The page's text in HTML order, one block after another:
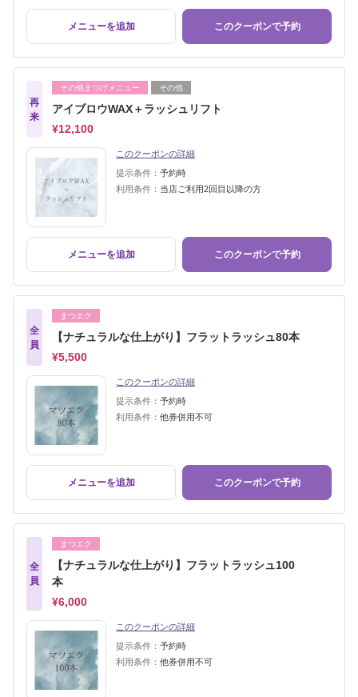
メニューを追加 このクーポンで予約
再
来
その他まつげメニュー その他
アイブロウWAX＋ラッシュリフト
¥12,100
このクーポンの詳細
提示条件： 予約時
利用条件： 当店ご利用2回目以降の方
メニューを追加 このクーポンで予約
全
員
まつエク
【ナチュラルな仕上がり】フラットラッシュ80本
¥5,500
このクーポンの詳細
提示条件： 予約時
利用条件： 他券併用不可
メニューを追加 このクーポンで予約
全
員
まつエク
【ナチュラルな仕上がり】フラットラッシュ100
本
¥6,000
このクーポンの詳細
提示条件： 予約時
利用条件： 他券併用不可